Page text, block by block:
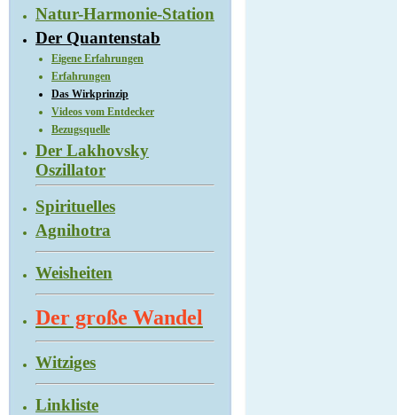
Natur-Harmonie-Station
Der Quantenstab
Eigene Erfahrungen
Erfahrungen
Das Wirkprinzip
Videos vom Entdecker
Bezugsquelle
Der Lakhovsky
Oszillator
Spirituelles
Agnihotra
Weisheiten
Der große Wandel
Witziges
Linkliste